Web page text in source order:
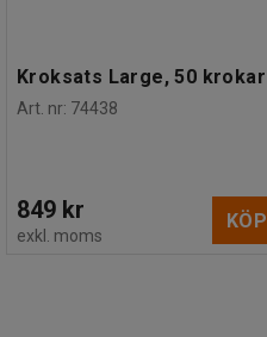
Kroksats Large, 50 krokar
Art. nr: 74438
849 kr
exkl. moms
KÖP